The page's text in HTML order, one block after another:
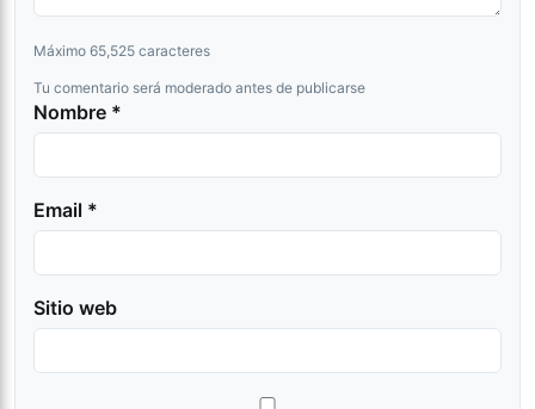
Máximo 65,525 caracteres
Tu comentario será moderado antes de publicarse
Nombre *
Email *
Sitio web